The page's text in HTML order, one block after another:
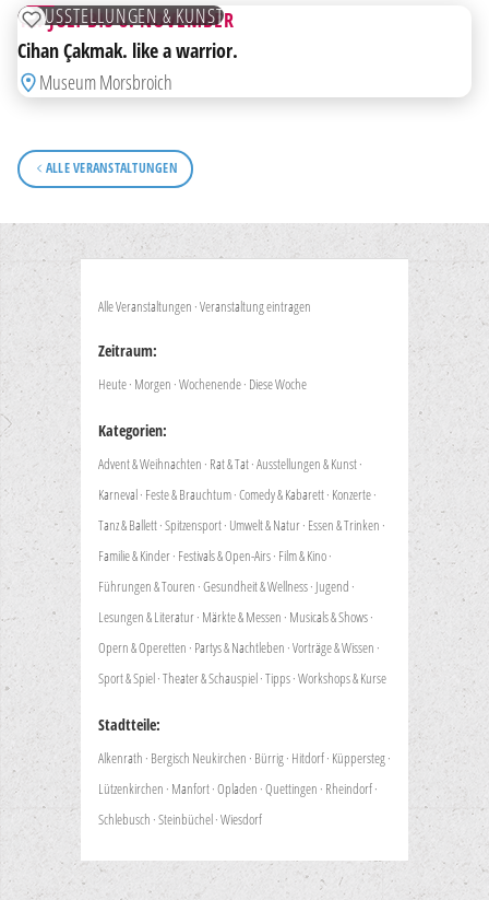
AUSSTELLUNGEN & KUNST
ZUR MERKLISTE HINZUFÜGEN
12. JULI BIS 8. NOVEMBER
Cihan Çakmak. like a warrior.
Museum Morsbroich
ALLE VERANSTALTUNGEN
Alle Veranstaltungen ·Veranstaltung eintragen
Zeitraum:
Heute· Morgen ·Wochenende· Diese Woche
Kategorien:
Advent & Weihnachten · Rat & Tat·Ausstellungen & Kunst·
Karneval· Feste & Brauchtum·Comedy & Kabarett· Konzerte·
Tanz & Ballett·Spitzensport· Umwelt & Natur· Essen & Trinken ·
Familie & Kinder· Festivals & Open-Airs· Film & Kino·
Führungen & Touren ·Gesundheit & Wellness· Jugend ·
Lesungen & Literatur· Märkte & Messen · Musicals & Shows·
Opern & Operetten · Partys & Nachtleben ·Vorträge & Wissen ·
Sport & Spiel·Theater & Schauspiel·Tipps·Workshops & Kurse
Stadtteile:
Alkenrath · Bergisch Neukirchen · Bürrig· Hitdorf· Küppersteg·
Lützenkirchen · Manfort·Opladen ·Quettingen · Rheindorf·
Schlebusch ·Steinbüchel·Wiesdorf